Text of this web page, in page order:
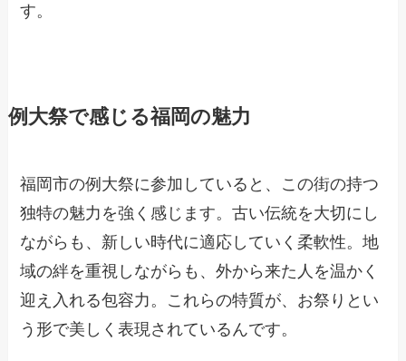
す。
例大祭で感じる福岡の魅力
福岡市の例大祭に参加していると、この街の持つ
独特の魅力を強く感じます。古い伝統を大切にし
ながらも、新しい時代に適応していく柔軟性。地
域の絆を重視しながらも、外から来た人を温かく
迎え入れる包容力。これらの特質が、お祭りとい
う形で美しく表現されているんです。